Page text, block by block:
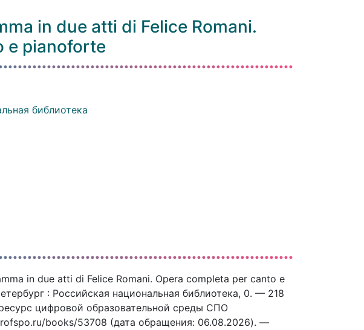
in due atti di Felice Romani.
e pianoforte
библиотека
in due atti di Felice Romani. Opera completa per canto e
: Российская национальная библиотека, 0. — 218
цифровой образовательной среды СПО
books/53708 (дата обращения: 06.08.2026). —